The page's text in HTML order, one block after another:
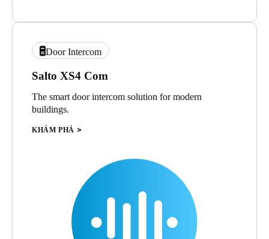
Door Intercom
Salto XS4 Com
The smart door intercom solution for modern
buildings.
KHÁM PHÁ